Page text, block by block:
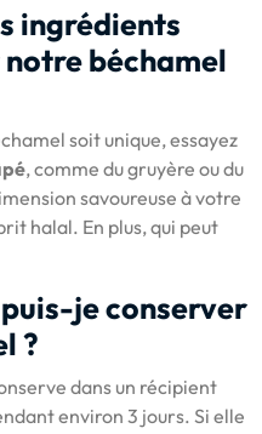
ingrédients
béchamel
soit unique, essayez
, comme du gruyère ou du
savoureuse à votre
halal. En plus, qui peut
je conserver
?
dans un récipient
environ 3 jours. Si elle